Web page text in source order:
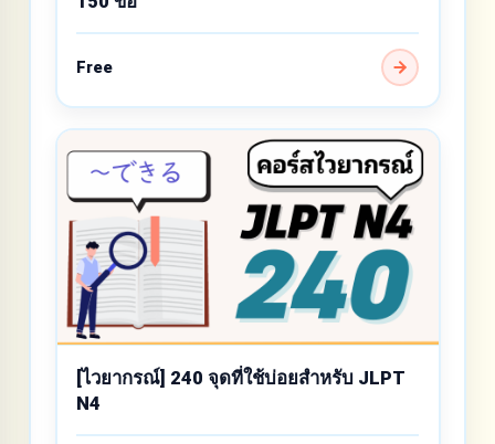
Free
[ไวยากรณ์] 240 จุดที่ใช้บ่อยสำหรับ JLPT
N4